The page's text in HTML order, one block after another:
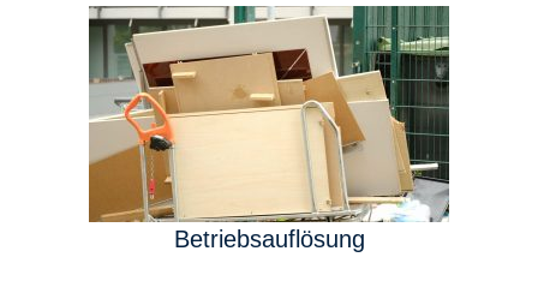
Betriebsauflösung